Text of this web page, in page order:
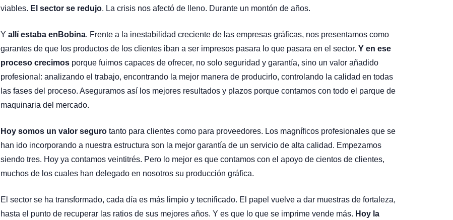
viables. El sector se redujo. La crisis nos afectó de lleno. Durante un montón de años.
Yallí estaba enBobina. Frente a la inestabilidad creciente de las empresas gráficas, nos presentamos como
garantes de que los productos de los clientes iban a ser impresos pasara lo que pasara en el sector.Y en ese
proceso crecimos porque fuimos capaces de ofrecer, no solo seguridad y garantía, sino un valor añadido
profesional: analizando el trabajo, encontrando la mejor manera de producirlo, controlando la calidad en todas
las fases del proceso. Aseguramos así los mejores resultados y plazos porque contamos con todo el parque de
maquinaria del mercado.
Hoy somos un valor seguro tanto para clientes como para proveedores. Los magníficos profesionales que se
han ido incorporando a nuestra estructura son la mejor garantía de un servicio de alta calidad. Empezamos
siendo tres. Hoy ya contamos veintitrés. Pero lo mejor es que contamos con el apoyo de cientos de clientes,
muchos de los cuales han delegado en nosotros su producción gráfica.
El sector se ha transformado, cada día es más limpio y tecnificado. El papel vuelve a dar muestras de fortaleza,
hasta el punto de recuperar las ratios de sus mejores años. Y es que lo que se imprime vende más. Hoy la